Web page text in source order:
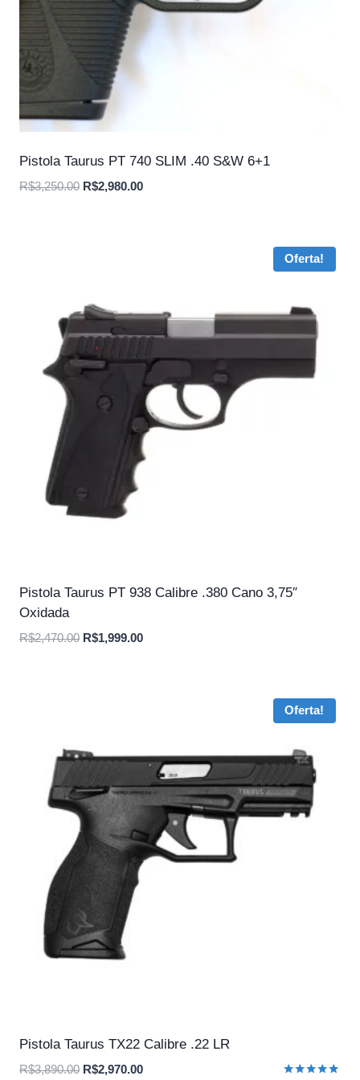
Pistola Taurus PT 740 SLIM .40 S&W 6+1
R$3,250.00 O
R$2,980.00O
Oferta!
Pistola Taurus PT 938 Calibre .380 Cano 3,75″
Oxidada
R$2,470.00 O
R$1,999.00O
Oferta!
Pistola Taurus TX22 Calibre .22 LR
R$3,890.00 O
R$2,970.00O